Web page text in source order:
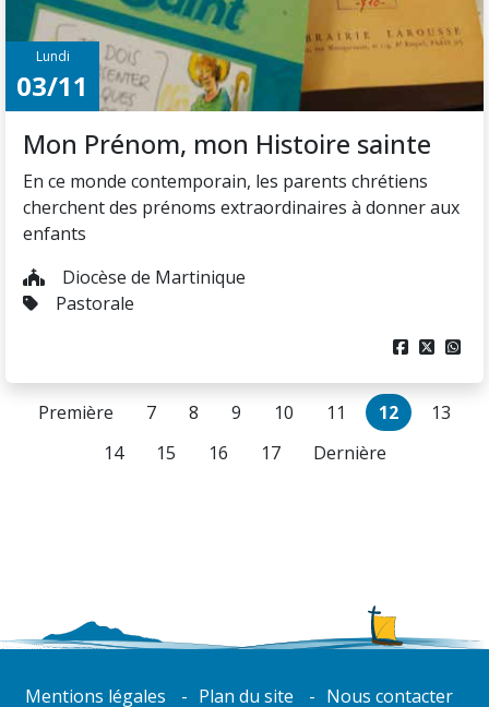
Lundi
03/11
Mon Prénom, mon Histoire sainte
En ce monde contemporain, les parents chrétiens
cherchent des prénoms extraordinaires à donner aux
enfants
Diocèse de Martinique
Pastorale
  
Première 7 8 9 10 11 12
13
14
15 16 17 Dernière
Mentions légales Plan du site Nous contacter